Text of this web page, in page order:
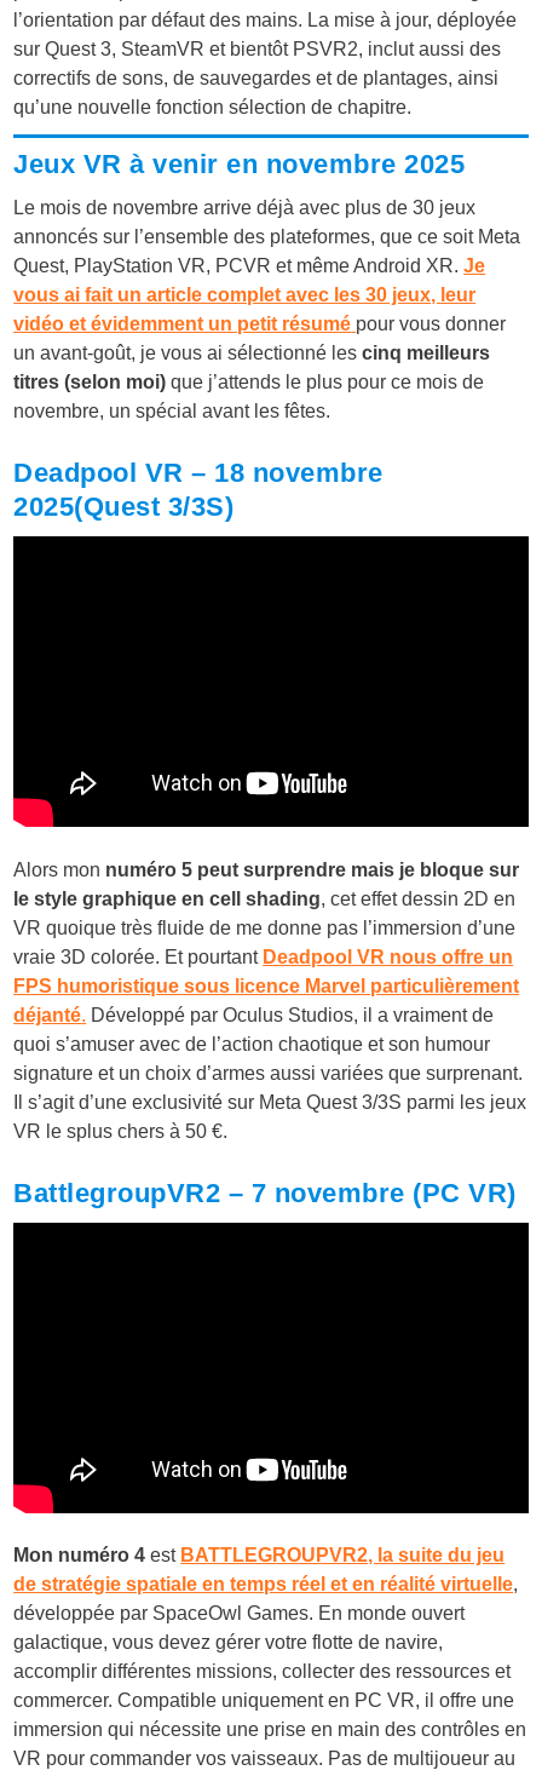
l’orientation par défaut des mains. La mise à jour, déployée
sur Quest 3, SteamVR et bientôt PSVR2, inclut aussi des
correctifs de sons, de sauvegardes et de plantages, ainsi
qu’une nouvelle fonction sélection de chapitre.
Jeux VR à venir en novembre 2025
Le mois de novembre arrive déjà avec plus de 30 jeux
annoncés sur l’ensemble des plateformes, que ce soit Meta
Quest, PlayStation VR, PCVR et même Android XR.Je
vous ai fait un article complet avec les 30 jeux, leur
vidéo et évidemment un petit résumé pour vous donner
un avant-goût, je vous ai sélectionné lescinq meilleurs
titres (selon moi) que j’attends le plus pour ce mois de
novembre, un spécial avant les fêtes.
Deadpool VR – 18 novembre
2025(Quest 3/3S)
Alors mon numéro 5 peut surprendre mais je bloque sur
le style graphique en cell shading, cet effet dessin 2D en
VR quoique très fluide de me donne pas l’immersion d’une
vraie 3D colorée. Et pourtant Deadpool VR nous offre un
FPS humoristique sous licence Marvel particulièrement
déjanté. Développé par Oculus Studios, il a vraiment de
quoi s’amuser avec de l’action chaotique et son humour
signature et un choix d’armes aussi variées que surprenant.
Il s’agit d’une exclusivité sur Meta Quest 3/3S parmi les jeux
VR le splus chers à 50 €.
BattlegroupVR2 – 7 novembre (PC VR)
Mon numéro 4 est BATTLEGROUPVR2, la suite du jeu
de stratégie spatiale en temps réel et en réalité virtuelle,
développée par SpaceOwl Games. En monde ouvert
galactique, vous devez gérer votre flotte de navire,
accomplir différentes missions, collecter des ressources et
commercer. Compatible uniquement en PC VR, il offre une
immersion qui nécessite une prise en main des contrôles en
VR pour commander vos vaisseaux. Pas de multijoueur au